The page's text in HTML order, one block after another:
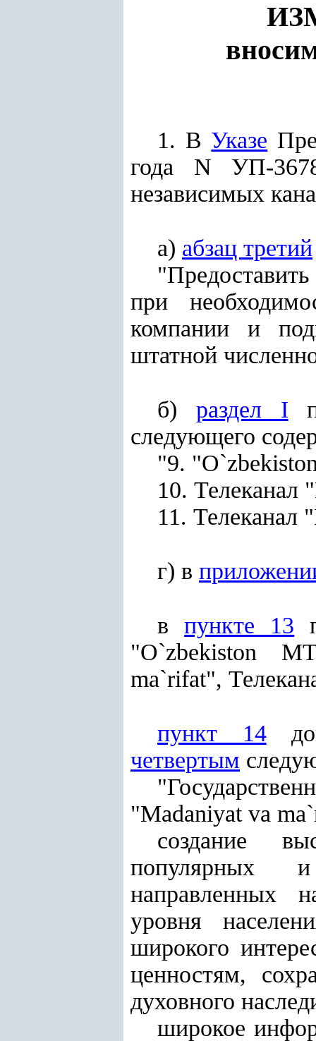
1. В Указе
года N УП-
независимых
а) абзац третий
при
компании и
штатной
б) раздел I
следующего
"9.
10. Телеканал
11.
г) в
впункте 13
"O`zbekiston
ma`rifat",
пункт 14
четвертым
"Madaniyat va
создание
популярных и
направленных
уровня
широкого
ценностям,
духовного
широкое